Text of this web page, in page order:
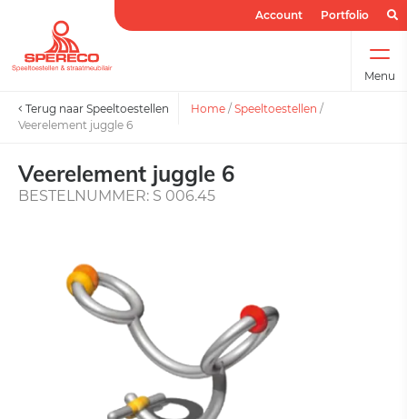
Account Portfolio
Menu
Terug naar Speeltoestellen Home / Speeltoestellen /
Veerelement juggle 6
Veerelement juggle 6
BESTELNUMMER: S 006.45